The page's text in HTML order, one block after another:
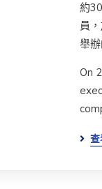
約
員
舉
On